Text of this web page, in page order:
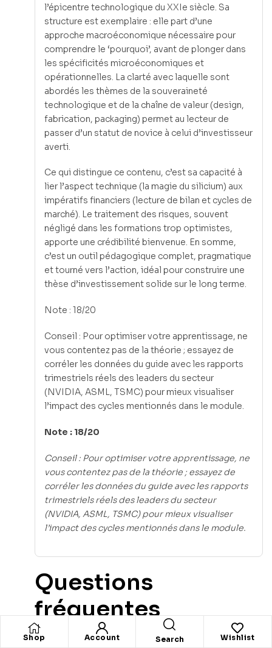
l’épicentre technologique du XXIe siècle. Sa
structure est exemplaire : elle part d’une
approche macroéconomique nécessaire pour
comprendre le ‘pourquoi’, avant de plonger dans
les spécificités microéconomiques et
opérationnelles. La clarté avec laquelle sont
abordés les thèmes de la souveraineté
technologique et de la chaîne de valeur (design,
fabrication, packaging) permet au lecteur de
passer d’un statut de novice à celui d’investisseur
averti.
Ce qui distingue ce contenu, c’est sa capacité à
lier l’aspect technique (la magie du silicium) aux
impératifs financiers (lecture de bilan et cycles de
marché). Le traitement des risques, souvent
négligé dans les formations trop optimistes,
apporte une crédibilité bienvenue. En somme,
c’est un outil pédagogique complet, pragmatique
et tourné vers l’action, idéal pour construire une
thèse d’investissement solide sur le long terme.
Note : 18/20
Conseil : Pour optimiser votre apprentissage, ne
vous contentez pas de la théorie ; essayez de
corréler les données du guide avec les rapports
trimestriels réels des leaders du secteur
(NVIDIA, ASML, TSMC) pour mieux visualiser
l’impact des cycles mentionnés dans le module.
Note : 18/20
Conseil : Pour optimiser votre apprentissage, ne
vous contentez pas de la théorie ; essayez de
corréler les données du guide avec les rapports
trimestriels réels des leaders du secteur
(NVIDIA, ASML, TSMC) pour mieux visualiser
l’impact des cycles mentionnés dans le module.
Questions
fréquentes
Pourquoi les semi-conducteurs sont-ils qualifiés
Shop Account Search Wishlist